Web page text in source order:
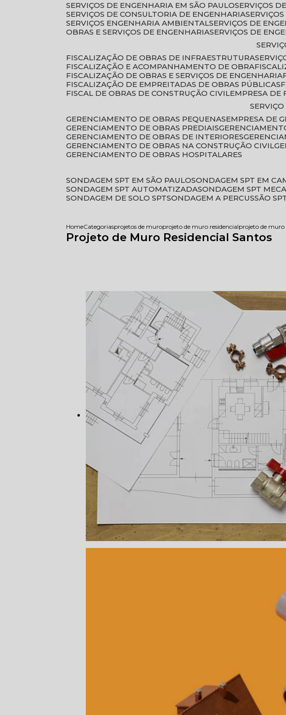
SERVIÇOS DE ENGENHARIA EM SÃO PAULO SERVIÇOS
SERVIÇOS DE CONSULTORIA DE ENGENHARIA
SERVIÇOS ENGENHARIA AMBIENTAL SERVIÇOS DE
OBRAS E SERVIÇOS DE ENGENHARIA SERVIÇOS DE
FISCALIZAÇÃO DE OBRAS DE INFRAESTRUTURA
FISCALIZAÇÃO E ACOMPANHAMENTO DE OBRA
FISCALIZAÇÃO DE OBRAS E SERVIÇOS DE ENGENHARIA
FISCALIZAÇÃO DE EMPREITADAS DE OBRAS PÚBLICAS
FISCAL DE OBRAS DE CONSTRUÇÃO CIVIL EMPRESA
GERENCIAMENTO DE OBRAS PEQUENAS
EMPRESA DE
GERENCIAMENTO DE OBRAS PREDIAIS
GERENCIAMENTO DE OBRAS DE INTERIORES
GERENCIAMENTO DE OBRAS NA CONSTRUÇÃO CIVIL
GERENCIAMENTO DE OBRAS HOSPITALARES
SONDAGEM SPT EM SÃO PAULO SONDAGEM SPT EM
SONDAGEM SPT AUTOMATIZADA SONDAGEM SPT
SONDAGEM DE SOLO SPT SONDAGEM A PERCUSSÃO
HomeCategoriasprojetos de muroprojeto de muro residencialprojeto de muro
Projeto de Muro Residencial Santos